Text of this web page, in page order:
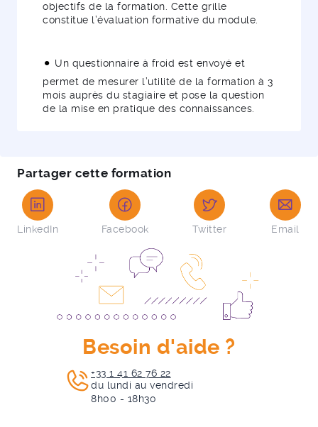
objectifs de la formation. Cette grille
constitue l’évaluation formative du module.
Un questionnaire à froid est envoyé et
permet de mesurer l’utilité de la formation à 3
mois auprès du stagiaire et pose la question
de la mise en pratique des connaissances.
Partager cette formation
LinkedIn Facebook Twitter Email
Besoin d'aide ?
+33 1 41 62 76 22
du lundi au vendredi
8h00 - 18h30